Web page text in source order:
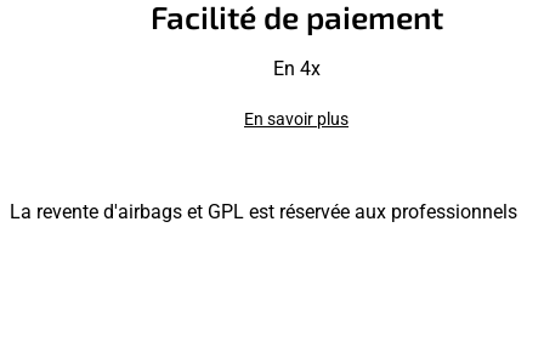
Facilité de paiement
En 4x
En savoir plus
La revente d'airbags et GPL est réservée aux professionnels